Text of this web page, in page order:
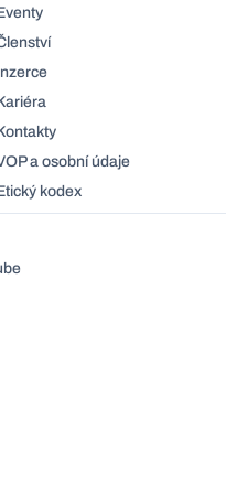
a osobní údaje
kodex